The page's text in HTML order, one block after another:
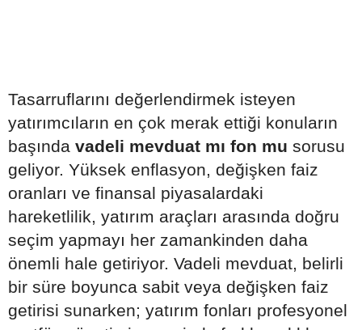
Tasarruflarını değerlendirmek isteyen
yatırımcıların en çok merak ettiği konuların
başında vadeli mevduat mı fon mu sorusu
geliyor. Yüksek enflasyon, değişken faiz
oranları ve finansal piyasalardaki
hareketlilik, yatırım araçları arasında doğru
seçim yapmayı her zamankinden daha
önemli hale getiriyor. Vadeli mevduat, belirli
bir süre boyunca sabit veya değişken faiz
getirisi sunarken; yatırım fonları profesyonel